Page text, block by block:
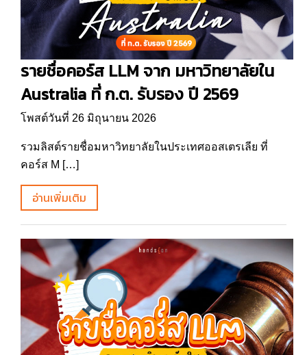
รายชื่อคอร์ส LLM จาก มหาวิทยาลัยใน
Australia ที่ ก.ต. รับรอง ปี 2569
โพสต์วันที่ 26 มิถุนายน 2026
รวมลิสต์รายชื่อมหาวิทยาลัยในประเทศออสเตรเลีย ที่
คอร์ส M […]
อ่านเพิ่มเติม